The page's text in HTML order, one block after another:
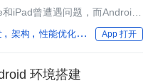
iPad曾遭遇问题，而Android
了谷歌正在加速Android和
报为大家带来了内存泄露、
架构 性能优化 编程语言
App 打开
环境搭建